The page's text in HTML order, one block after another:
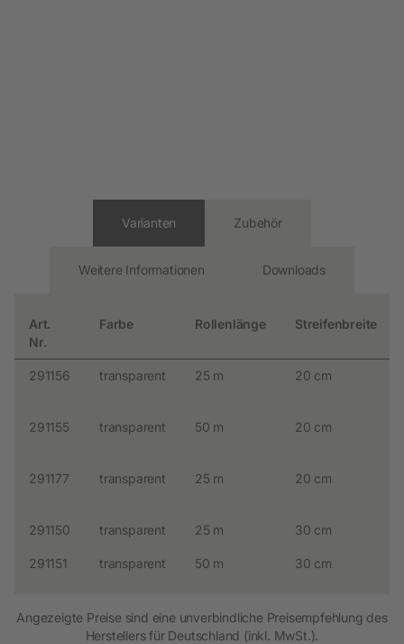
Varianten
Art.
Nr.
Farbe Rollenlänge Streifenbreite
291156 transparent 25 m 20 cm
291155 transparent 50 m 20 cm
291177 transparent 25 m 20 cm
291150 transparent 25 m 30 cm
291151 transparent 50 m 30 cm
Zubehör
Weitere Informationen Downloads
Angezeigte Preise sind eine unverbindliche Preisempfehlung des
Herstellers für Deutschland (inkl. MwSt.).